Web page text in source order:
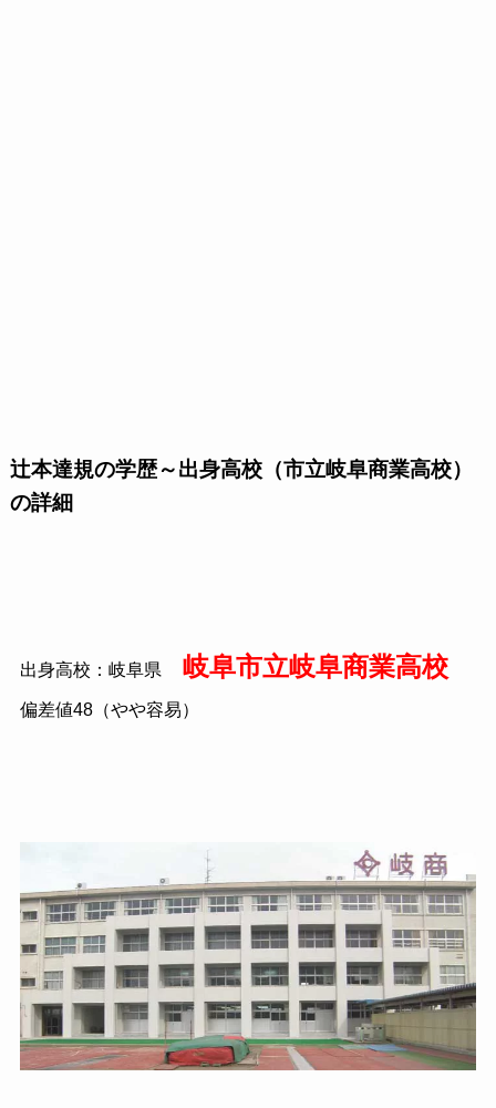
辻本達規の学歴～出身高校（市立岐阜商業高校）
の詳細
出身高校：岐阜県 岐阜市立岐阜商業高校
偏差値48（やや容易）